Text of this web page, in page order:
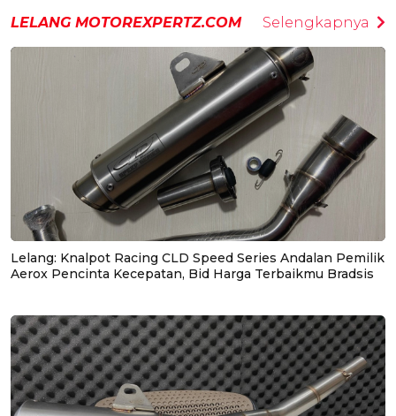
LELANG MOTOREXPERTZ.COM Selengkapnya
Lelang: Knalpot Racing CLD Speed Series Andalan Pemilik
Aerox Pencinta Kecepatan, Bid Harga Terbaikmu Bradsis